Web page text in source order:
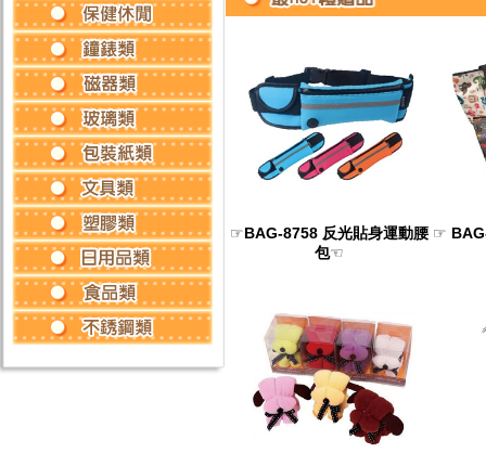
☞BAG-8758 反光貼身運動腰
包☜
☞